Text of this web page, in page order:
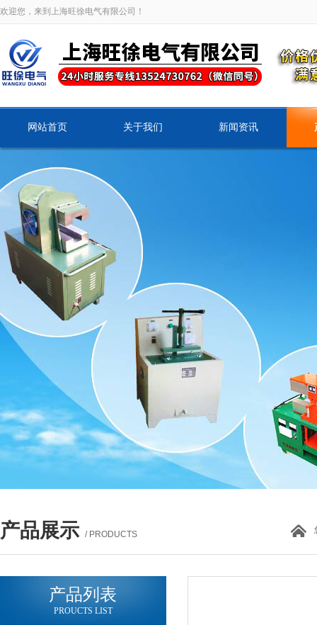
欢迎您，来到上海旺徐电气有限公司！
网站首页 关于我们 新闻资讯
产品展示 / PRODUCTS
产品列表
PROUCTS LIST